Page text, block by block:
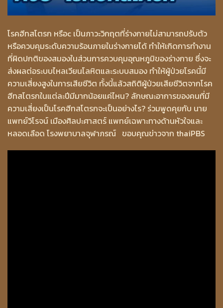
โรคฮีทสโตรก หรือc เป็นภาวะวิกฤตที่ร่างกายไม่สามารถปรับตัว
หรือควบคุมระดับความร้อนภายในร่างกายได้ ทำให้เกิดการทำงาน
ที่ผิดปกติของสมองในส่วนการควบคุมอุณหภูมิของร่างกาย ซึ่งจะ
ส่งผลต่อระบบไหลเวียนโลหิตและระบบสมอง ทำให้ผู้ป่วยโรคนี้มี
ความเสี่ยงสูงในการเสียชีวิต ทั้งนี้แล้วสถิติผู้ป่วยเสียชีวิตจากโรค
ฮีทสโตรกในแต่ละปีมีมากน้อยแค่ไหน? ลักษณะอาการของคนที่มี
ความเสี่ยงเป็นโรคฮีทสโตรกจะเป็นอย่างไร? ร่วมพูดคุยกับ นาย
แพทย์วิโรจน์ เมืองศิลปะศาสตร์ แพทย์เฉพาะทางด้านหัวใจและ
หลอดเลือด โรงพยาบาลจุฬาภรณ์ ขอบคุณข่าวจาก thaiPBS